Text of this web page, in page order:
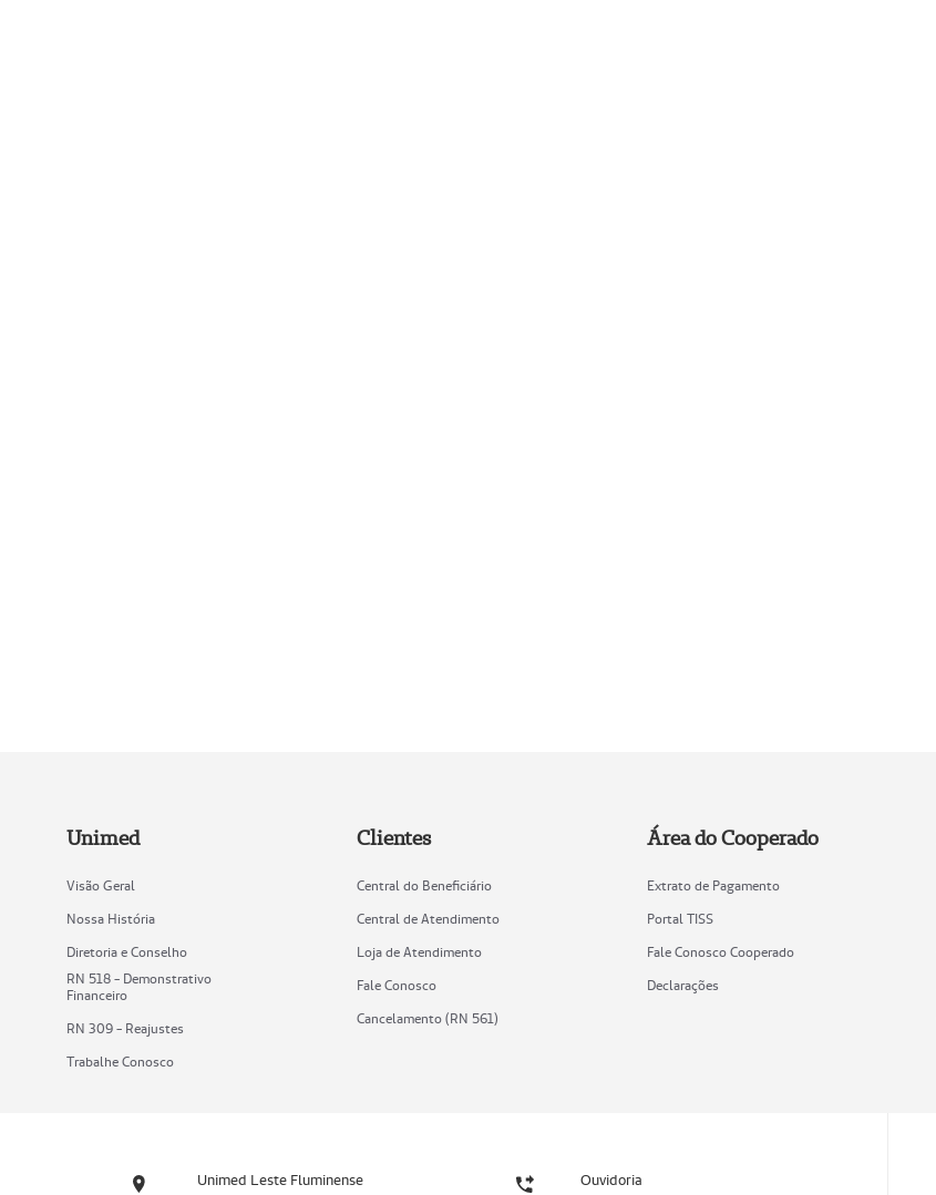
Unimed
Visão Geral
Nossa História
Diretoria e Conselho
RN 518 - Demonstrativo
Financeiro
RN 309 - Reajustes
Trabalhe Conosco
Clientes
Central do Beneficiário
Central de Atendimento
Loja de Atendimento
Fale Conosco
Cancelamento (RN 561)
Área do Cooperado
Extrato de Pagamento
Portal TISS
Fale Conosco Cooperado
Declarações
Unimed Leste Fluminense Ouvidoria